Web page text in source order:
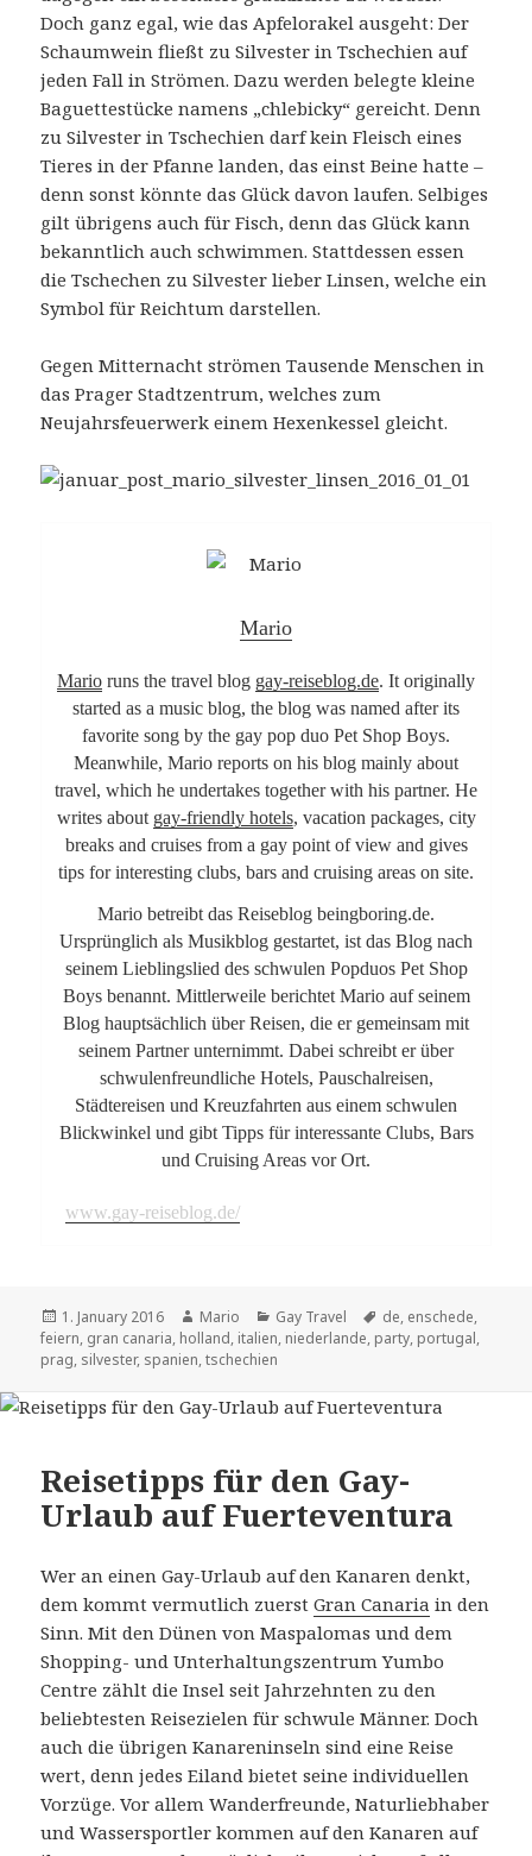
Doch ganz egal, wie das Apfelorakel ausgeht: Der
Schaumwein fließt zu Silvester in Tschechien auf
jeden Fall in Strömen. Dazu werden belegte kleine
Baguettestücke namens „chlebicky“ gereicht. Denn
zu Silvester in Tschechien darf kein Fleisch eines
Tieres in der Pfanne landen, das einst Beine hatte –
denn sonst könnte das Glück davon laufen. Selbiges
gilt übrigens auch für Fisch, denn das Glück kann
bekanntlich auch schwimmen. Stattdessen essen
die Tschechen zu Silvester lieber Linsen, welche ein
Symbol für Reichtum darstellen.
Gegen Mitternacht strömen Tausende Menschen in
das Prager Stadtzentrum, welches zum
Neujahrsfeuerwerk einem Hexenkessel gleicht.
Mario
Mario runs the travel blog gay-reiseblog.de. It originally
started as a music blog, the blog was named after its
favorite song by the gay pop duo Pet Shop Boys.
Meanwhile, Mario reports on his blog mainly about
travel, which he undertakes together with his partner. He
writes about gay-friendly hotels, vacation packages, city
breaks and cruises from a gay point of view and gives
tips for interesting clubs, bars and cruising areas on site.
Mario betreibt das Reiseblog beingboring.de.
Ursprünglich als Musikblog gestartet, ist das Blog nach
seinem Lieblingslied des schwulen Popduos Pet Shop
Boys benannt. Mittlerweile berichtet Mario auf seinem
Blog hauptsächlich über Reisen, die er gemeinsam mit
seinem Partner unternimmt. Dabei schreibt er über
schwulenfreundliche Hotels, Pauschalreisen,
Städtereisen und Kreuzfahrten aus einem schwulen
Blickwinkel und gibt Tipps für interessante Clubs, Bars
und Cruising Areas vor Ort.
www.gay-reiseblog.de/
Posted
on
1. January 2016 Author
Mario Categories
Gay Travel Tags
de, enschede,
feiern, gran canaria, holland, italien, niederlande, party, portugal,
prag, silvester, spanien,tschechien
Reisetipps für den Gay-
Urlaub auf Fuerteventura
Wer an einen Gay-Urlaub auf den Kanaren denkt,
dem kommt vermutlich zuerstGran Canaria in den
Sinn. Mit den Dünen von Maspalomas und dem
Shopping- und Unterhaltungszentrum Yumbo
Centre zählt die Insel seit Jahrzehnten zu den
beliebtesten Reisezielen für schwule Männer. Doch
auch die übrigen Kanareninseln sind eine Reise
wert, denn jedes Eiland bietet seine individuellen
Vorzüge. Vor allem Wanderfreunde, Naturliebhaber
und Wassersportler kommen auf den Kanaren auf